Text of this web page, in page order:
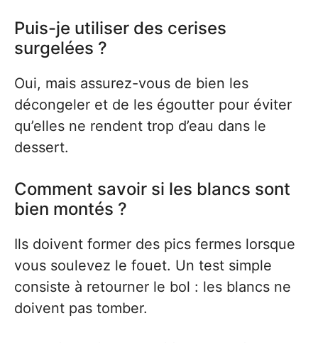
Puis-je utiliser des cerises
surgelées ?
Oui, mais assurez-vous de bien les
décongeler et de les égoutter pour éviter
qu’elles ne rendent trop d’eau dans le
dessert.
Comment savoir si les blancs sont
bien montés ?
Ils doivent former des pics fermes lorsque
vous soulevez le fouet. Un test simple
consiste à retourner le bol : les blancs ne
doivent pas tomber.